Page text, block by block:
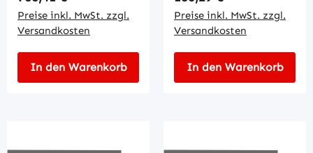
Preise inkl. MwSt. zzgl.
Versandkosten
In den Warenkorb
Preise inkl. MwSt. zzgl.
Versandkosten
In den Warenkorb